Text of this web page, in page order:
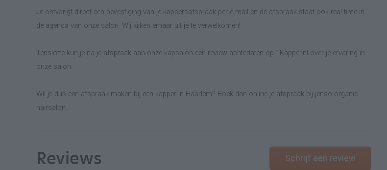
Je ontvangt direct een bevestiging van je kappersafspraak per e-mail en de afspraak staat ook real time in
de agenda van onze salon. Wij kijken ernaar uit je te verwelkomen!
Tenslotte kun je na je afspraak aan onze kapsalon een review achterlaten op 1Kapper.nl over je ervaring in
onze salon.
Wil je dus een afspraak maken bij een kapper in Haarlem? Boek dan online je afspraak bij jenso organic
hairsalon.
Reviews Schrijf een review